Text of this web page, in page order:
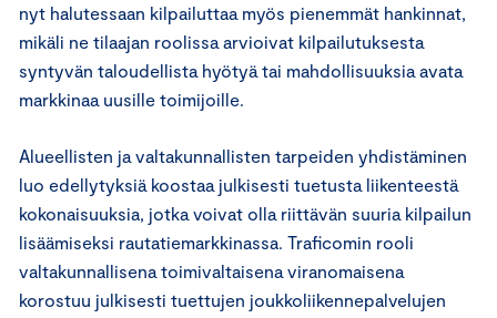
nyt halutessaan kilpailuttaa myös pienemmät hankinnat,
mikäli ne tilaajan roolissa arvioivat kilpailutuksesta
syntyvän taloudellista hyötyä tai mahdollisuuksia avata
markkinaa uusille toimijoille.
Alueellisten ja valtakunnallisten tarpeiden yhdistäminen
luo edellytyksiä koostaa julkisesti tuetusta liikenteestä
kokonaisuuksia, jotka voivat olla riittävän suuria kilpailun
lisäämiseksi rautatiemarkkinassa. Traficomin rooli
valtakunnallisena toimivaltaisena viranomaisena
korostuu julkisesti tuettujen joukkoliikennepalvelujen